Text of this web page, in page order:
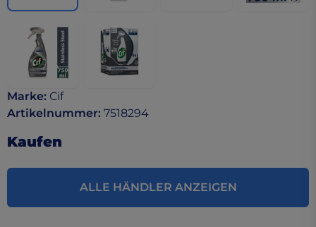
Marke: Cif
Artikelnummer: 7518294
Kaufen
ALLE HÄNDLER ANZEIGEN